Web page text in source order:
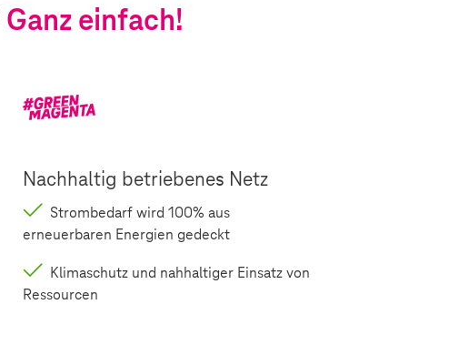
Ganz einfach!
Nachhaltig betriebenes Netz
Strombedarf wird 100% aus
erneuerbaren Energien gedeckt
Klimaschutz und nahhaltiger Einsatz von
Ressourcen